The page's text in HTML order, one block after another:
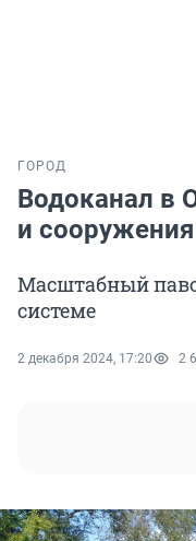
ГОРОД
Водоканал в
и
Масштабный
системе
2 декабря 2024, 17:20 2